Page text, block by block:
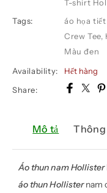
T-shirt
Tags:
áo họa
Crew Tee,
Màu đen
Availability:
Hết hàng
Share:
Mô tả
Áo thun nam Hollister
áo thun Hollisternam